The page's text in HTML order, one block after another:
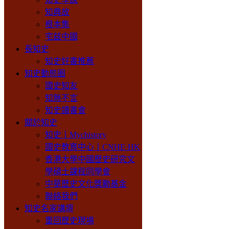
知典故
根本集
宅兹中國
長知史
知史好書推薦
知史動態圈
國史知友
知無不言
知史讀書會
關於知史
知史丨Mychistory
國史教育中心丨CNHE·HK
香港大學中國歷史研究文
學碩士課程同學會
中華歷史文化獎勵基金
聯絡我們
知史名家講壇
重回歷史現場